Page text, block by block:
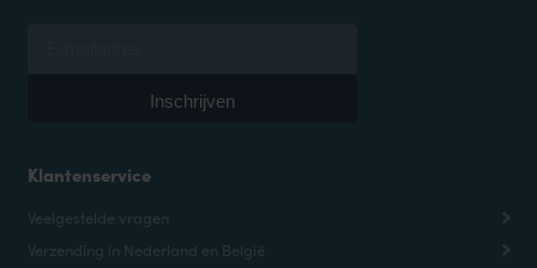
Klantenservice
Veelgestelde vragen
Verzending in Nederland en België